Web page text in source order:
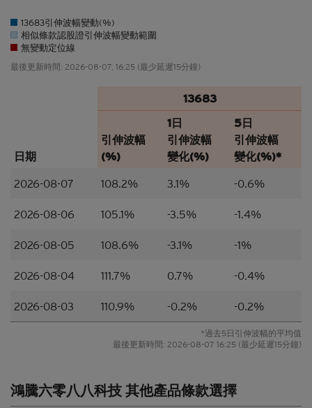
禁於適用法律或法規不容許分發、傳送、披露或發佈
的地區複製、分發、傳送、披露或發佈給當地人士，
特別要注意的是，本網站所載的資料不得帶進或傳送
到美國或直接或間接在美國或向任何美籍人士（定義
的法律及法規，本香港網站的內容僅為香港居民而
設， 閣下不應在香港境外登入、瀏覽本香港網站及/
並非邀約/意見/建議
本香港網站所載的材料僅供參考及討論用途，並不構
的一項（或其中一部分的）要約、邀請、招攬、誘
品或達成任何交易的意見或任何形式的建議。本網站
或其材料不應被視為任何類型或形式的廣告、誘因或
所編製的材料僅概括以一般資訊接收者為對象，並無
特別以某一資訊接收者的具體需要作為考慮因素。
材料的依據乃來自網站擁有人認為可靠的公開資料來
源，然而，網站擁有人並無對材料進行核實，因此，
13683引伸波幅變動(%)
相似條款認股證引伸波幅變動範圍
無變動定位線
最後更新時間: 2026-08-07, 16:25 (最少延遲15分鐘)
13683
日期
引伸波幅
(%)
1日
引伸波幅
變化(%)
5日
引伸波幅
變化(%)*
2026-08-07 108.2% 3.1% -0.6%
2026-08-06 105.1% -3.5% -1.4%
2026-08-05 108.6% -3.1% -1%
2026-08-04 111.7% 0.7% -0.4%
2026-08-03 110.9% -0.2% -0.2%
*過去5日引伸波幅的平均值
最後更新時間: 2026-08-07 16:25 (最少延遲15分鐘)
鴻騰六零八八科技 其他產品條款選擇